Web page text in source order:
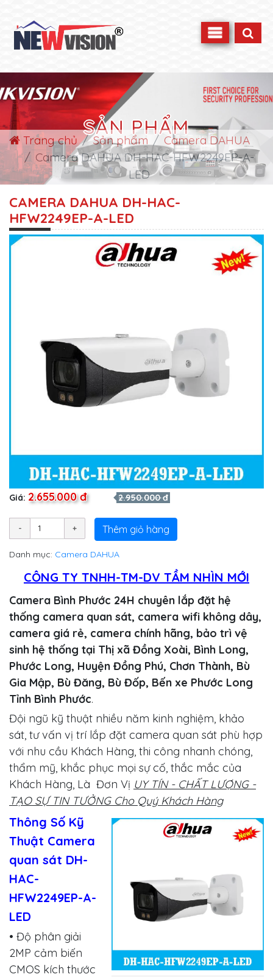
SẢN PHẨM
Trang chủ Sản phẩm
Camera DAHUA
Camera DAHUA DH-HAC-HFW2249EP-A-
LED
CAMERA DAHUA DH-HAC-
HFW2249EP-A-LED
Giá: 2.655.000 đ 2.950.000 đ
Thêm giỏ hàng
Danh mục: Camera DAHUA
CÔNG TY TNHH-TM-DV TẦM NHÌN MỚI
Camera Bình Phước 24H chuyên lắp đặt hệ
thống camera quan sát, camera wifi không dây,
camera giá rẻ, camera chính hãng, bảo trì vệ
sinh hệ thống tại Thị xã Đồng Xoài, Bình Long,
Phước Long, Huyện Đồng Phú, Chơn Thành, Bù
Gia Mập, Bù Đăng, Bù Đốp, Bến xe Phước Long
Tỉnh Bình Phước.
Đội ngũ kỹ thuật nhiều năm kinh nghiệm, khảo
sát, tư vấn vị trí lắp đặt camera quan sát phù hợp
với nhu cầu Khách Hàng, thi công nhanh chóng,
thẩm mỹ, khắc phục mọi sự cố, thắc mắc của
Khách Hàng, Là Đơn Vị UY TÍN - CHẤT LƯỢNG -
TẠO SỰ TIN TƯỞNG Cho Quý Khách Hàng
Thông Số Kỹ
Thuật Camera
quan sát DH-
HAC-
HFW2249EP-A-
LED
• Độ phân giải
2MP cảm biến
CMOS kích thước